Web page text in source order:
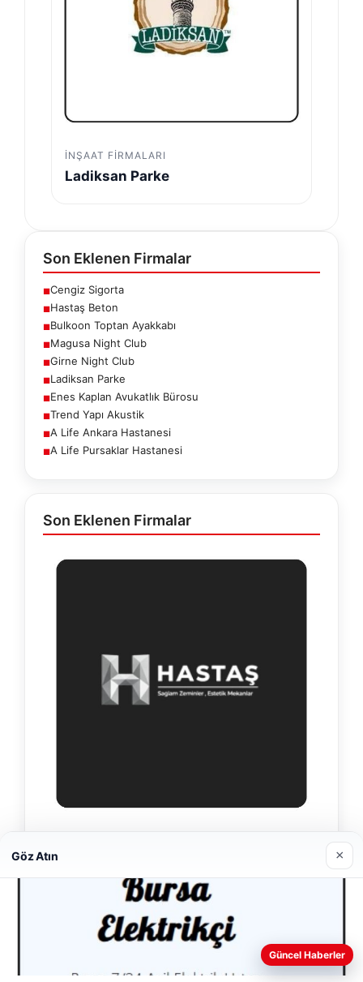
İNŞAAT FIRMALARI
Ladiksan Parke
Son Eklenen Firmalar
■Cengiz Sigorta
■Hastaş Beton
■Bulkoon Toptan Ayakkabı
■Magusa Night Club
■Girne Night Club
■Ladiksan Parke
■Enes Kaplan Avukatlık Bürosu
■Trend Yapı Akustik
■A Life Ankara Hastanesi
■A Life Pursaklar Hastanesi
Son Eklenen Firmalar
26/05/2026
Web sitemizi nasıl kullandığınızı daha iyi anlayabilmek,
deneyiminizi kişiselleştirmek ve geliştirmek amacıyla çerezler
Göz Atın ×
Güncel Haberler